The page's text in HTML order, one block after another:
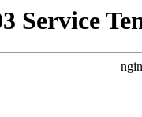
Service